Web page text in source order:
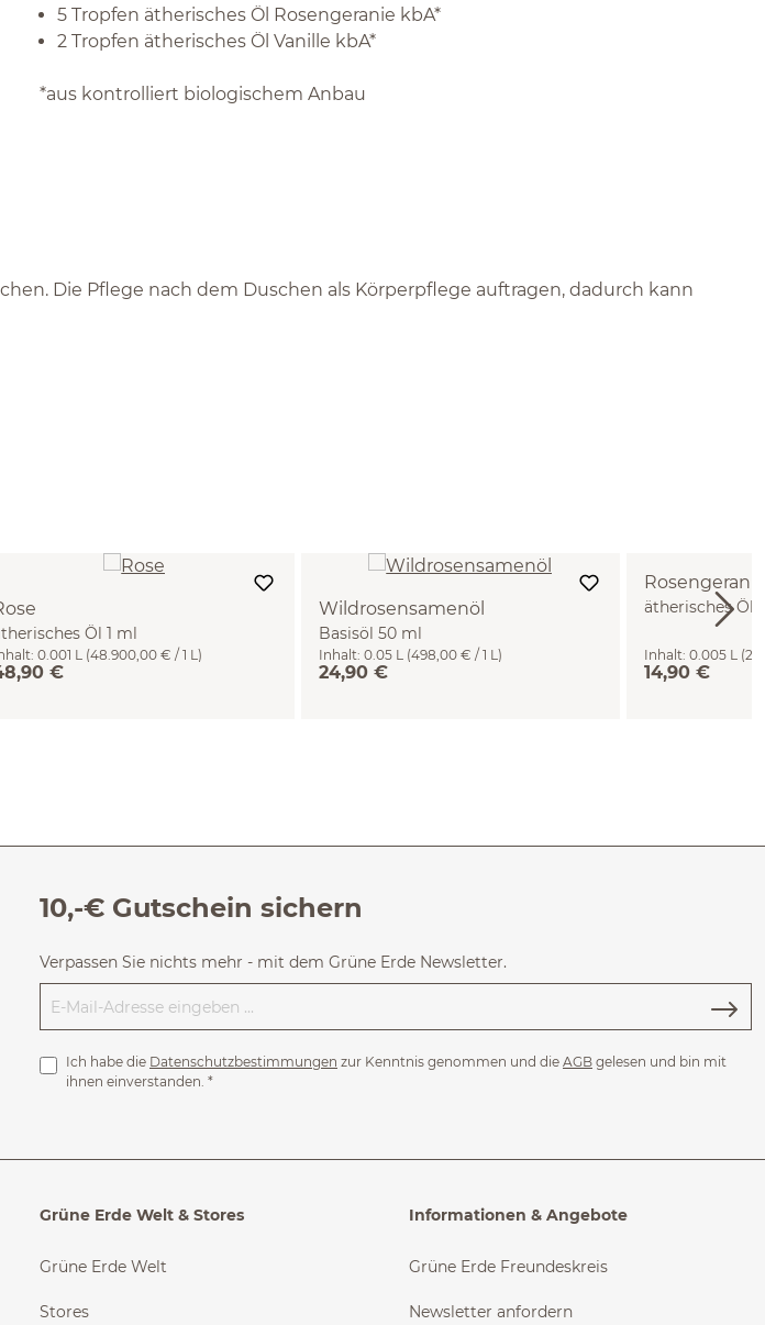
5 Tropfen ätherisches Öl Rosengeranie kbA*
2 Tropfen ätherisches Öl Vanille kbA*
*aus kontrolliert biologischem Anbau
Die Pflege nach dem Duschen als Körperpflege auftragen, dadurch kann
Öl 1 ml
0.001 L (48.900,00 € / 1 L)
€
Wildrosensamenöl
Basisöl 50 ml
Inhalt: 0.05 L (498,00 € / 1 L)
24,90 €
Rosengeranie
ätherisches Öl
Inhalt: 0.005 L
14,90 €
10,-€ Gutschein sichern
Verpassen Sie nichts mehr - mit dem Grüne Erde Newsletter.
Ich habe die Datenschutzbestimmungen zur Kenntnis genommen und die AGB gelesen und bin mit
ihnen einverstanden. *
Grüne Erde Welt & Stores
Grüne Erde Welt
Stores
Informationen & Angebote
Grüne Erde Freundeskreis
Newsletter anfordern